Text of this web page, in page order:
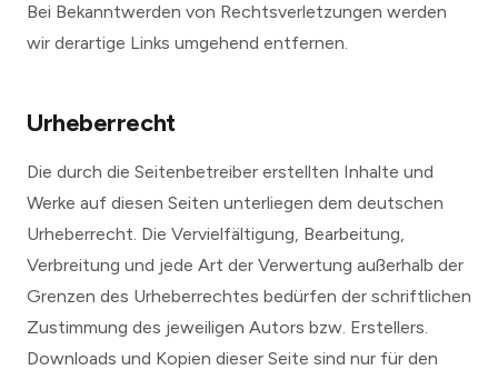
Bei Bekanntwerden von Rechtsverletzungen werden
wir derartige Links umgehend entfernen.
Urheberrecht
Die durch die Seitenbetreiber erstellten Inhalte und
Werke auf diesen Seiten unterliegen dem deutschen
Urheberrecht. Die Vervielfältigung, Bearbeitung,
Verbreitung und jede Art der Verwertung außerhalb der
Grenzen des Urheberrechtes bedürfen der schriftlichen
Zustimmung des jeweiligen Autors bzw. Erstellers.
Downloads und Kopien dieser Seite sind nur für den